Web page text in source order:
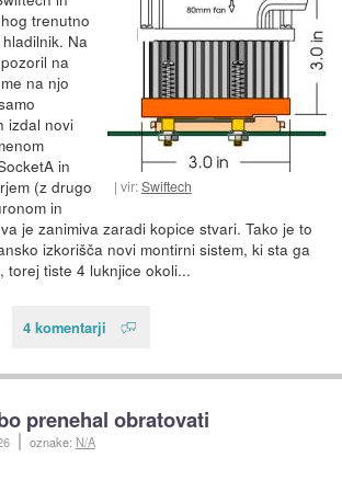
vir:Swiftech
trenutno
Na
na
na njo
izdal novi
in
(z drugo
in
je zanimiva zaradi kopice stvari. Tako je to
izkorišča novi montirni sistem, ki sta ga
torej tiste 4 luknjice okoli...
4 komentarji
prenehal obratovati
oznake: N/A